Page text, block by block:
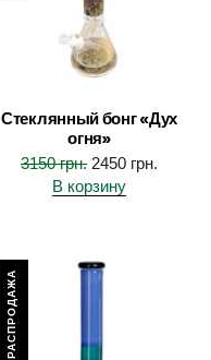
Стеклянный бонг «Дух
огня»
3150грн. 2450 грн.
В корзину
РАСПРОДАЖА